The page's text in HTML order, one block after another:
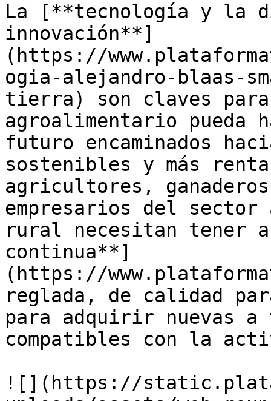
La [**tecnología y la
innovación**]
(https://
ogia-alejandro-blaas-
tierra) son claves
agroalimentario
futuro encaminados
sostenibles y más
agricultores,
empresarios del
rural necesitan tener
continua**]
(https://
reglada, de calidad
para adquirir nuevas a
compatibles con la
![](https://